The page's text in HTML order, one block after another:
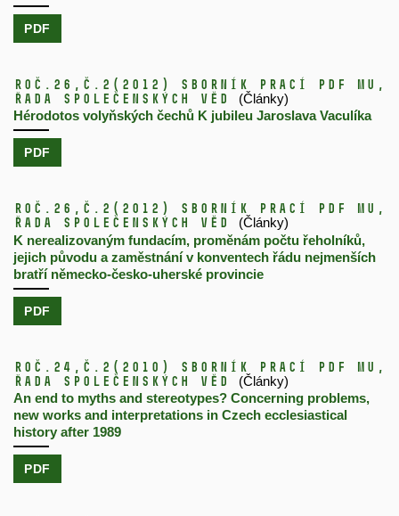
PDF
Roč.26, č.2 (2012)
Sborník prací PdF MU,
řada společenských věd
(Články)
Hérodotos volyňských čechů K jubileu Jaroslava Vaculíka
PDF
Roč.26, č.2 (2012)
Sborník prací PdF MU,
řada společenských věd
(Články)
K nerealizovaným fundacím, proměnám počtu řeholníků,
jejich původu a zaměstnání v konventech řádu nejmenších
bratří německo-česko-uherské provincie
PDF
Roč.24, č.2 (2010)
Sborník prací PdF MU,
řada společenských věd
(Články)
An end to myths and stereotypes? Concerning problems,
new works and interpretations in Czech ecclesiastical
history after 1989
PDF